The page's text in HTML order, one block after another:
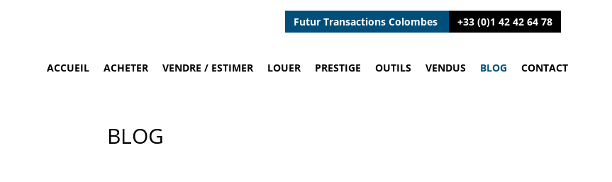
Futur Transactions Colombes +33 (0)1 42 42 64 78
ACCUEIL ACHETER VENDRE / ESTIMER LOUER PRESTIGE OUTILS VENDUS BLOG CONTACT
BLOG